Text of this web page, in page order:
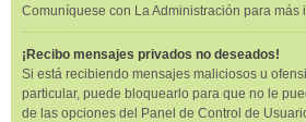
Comuníquese con La Administración para más
¡Recibo mensajes privados no deseados!
Si está recibiendo mensajes maliciosos u
particular, puede bloquearlo para que no le
de las opciones del Panel de Control de